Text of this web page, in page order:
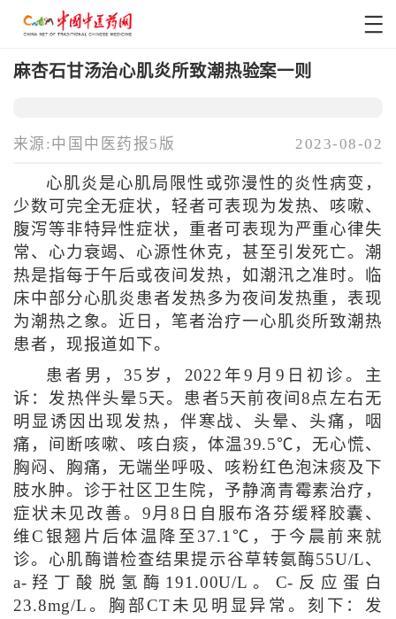
麻杏石甘汤治心肌炎所致潮热验案一则
来源:中国中医药报5版 2023-08-02
心肌炎是心肌局限性或弥漫性的炎性病变，
少数可完全无症状，轻者可表现为发热、咳嗽、
腹泻等非特异性症状，重者可表现为严重心律失
常、心力衰竭、心源性休克，甚至引发死亡。潮
热是指每于午后或夜间发热，如潮汛之准时。临
床中部分心肌炎患者发热多为夜间发热重，表现
为潮热之象。近日，笔者治疗一心肌炎所致潮热
患者，现报道如下。
患者男，35岁，2022年9月9日初诊。主
诉：发热伴头晕5天。患者5天前夜间8点左右无
明显诱因出现发热，伴寒战、头晕、头痛，咽
痛，间断咳嗽、咳白痰，体温39.5℃，无心慌、
胸闷、胸痛，无端坐呼吸、咳粉红色泡沫痰及下
肢水肿。诊于社区卫生院，予静滴青霉素治疗，
症状未见改善。9月8日自服布洛芬缓释胶囊、
维C银翘片后体温降至37.1℃，于今晨前来就
诊。心肌酶谱检查结果提示谷草转氨酶55U/L、
a-羟丁酸脱氢酶191.00U/L。C-反应蛋白
23.8mg/L。胸部CT未见明显异常。刻下：发